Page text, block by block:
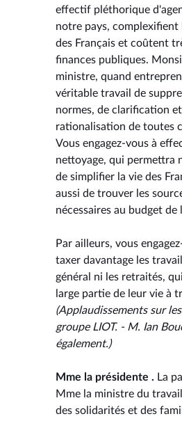
effectif pléthorique
notre pays, complexifient
des Français et coûtent
finances publiques.
ministre, quand
véritable travail de
normes, de clarification
rationalisation de toutes
Vous engagez-vous à
nettoyage, qui permettra
de simplifier la vie des
aussi de trouver les
nécessaires au budget de
Par ailleurs, vous
taxer davantage les
général ni les retraités,
large partie de leur vie à
(Applaudissements sur
groupe LIOT. - M. Ian
également.)
Mme la présidente . La
Mme la ministre du
des solidarités et des